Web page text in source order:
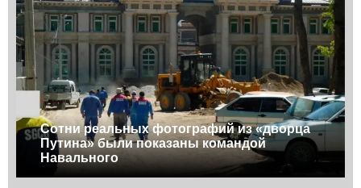
Сотни реальных фотографий из «дворца
Путина» были показаны командой
Навального